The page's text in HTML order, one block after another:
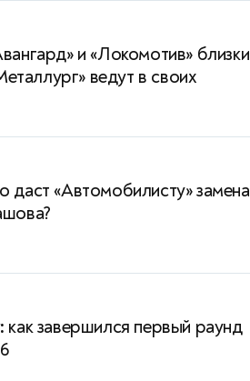
и «Локомотив» близки
ведут в своих
даст «Автомобилисту» замена
как завершился первый раунд